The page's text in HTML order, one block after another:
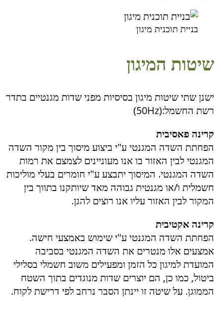
בניית תוכנית מיגון
שיטות המיגון
ישנן שתי שיטות מיגון בסיסיות מפני שדות מגנטיים בתדר
רשת החשמל:(50Hz)
קרינה פאסיבית
הפחתת השדה המגנטי ע"י ביצוע מיסוך בין מקור השדה
המגנטי לבין האזור בו אנו מעוניינים לצמצם את רמות
השדה המגנטי. המיסוך יתבצע ע"י חומרים בעלי מוליכות
חשמלית ו/או מגנטית גבוהה מאד שיותקנו בתווך בין
המקור לבין האזור עליו אנו רוצים להגן.
קרינה אקטיבית
הפחתת השדה המגנטי ע"י שימוש באמצעי חישה.
אמצעים אלו מנטרים את השדה המגנטי בסביבה
המועדת למיגון כל הזמן ומפעילים משוב חשמלי בסלילי
ביטול, כמו כן, הם יוצרים שדות מנוגדים בתוך השטח
הממוגן. על שיטה זו יינתן הסבר נרחב לפי דרישת לקוח.